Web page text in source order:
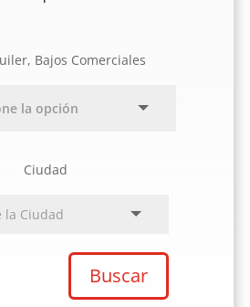
Bajos Comerciales
Ciudad
Buscar